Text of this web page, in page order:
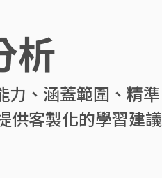
析
力、涵蓋範圍、精準
供客製化的學習建議